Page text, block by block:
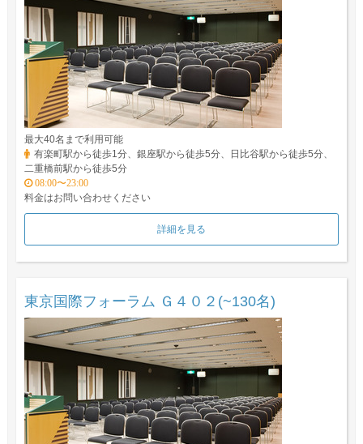
最大40名まで利用可能
有楽町駅から徒歩1分、銀座駅から徒歩5分、日比谷駅から徒歩5分、
二重橋前駅から徒歩5分
08:00〜23:00
料金はお問い合わせください
詳細を見る
東京国際フォーラム Ｇ４０２(~130名)